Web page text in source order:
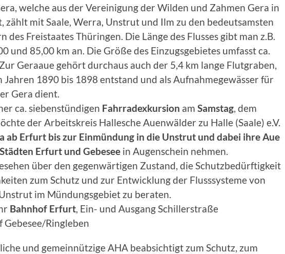
welche aus der Vereinigung der Wilden und Zahmen Gera in
zählt mit Saale, Werra, Unstrut und Ilm zu den bedeutsamsten
des Freistaates Thüringen. Die Länge des Flusses gibt man z.B.
und 85,00 km an. Die Größe des Einzugsgebietes umfasst ca.
Geraaue gehört durchaus auch der 5,4 km lange Flutgraben,
Jahren 1890 bis 1898 entstand und als Aufnahmegewässer für
Gera dient.
ca. siebenstündigen Fahrradexkursion am Samstag , dem
der Arbeitskreis Hallesche Auenwälder zu Halle (Saale) e.V.
ab Erfurt bis zur Einmündung in die Unstrut und dabei ihre Aue
Erfurt und Gebesee in Augenschein nehmen.
über den gegenwärtigen Zustand, die Schutzbedürftigkeit
zum Schutz und zur Entwicklung der Flusssysteme von
im Mündungsgebiet zu beraten.
Bahnhof Erfurt , Ein- und Ausgang Schillerstraße
Gebesee/Ringleben
und gemeinnützige AHA beabsichtigt zum Schutz, zum